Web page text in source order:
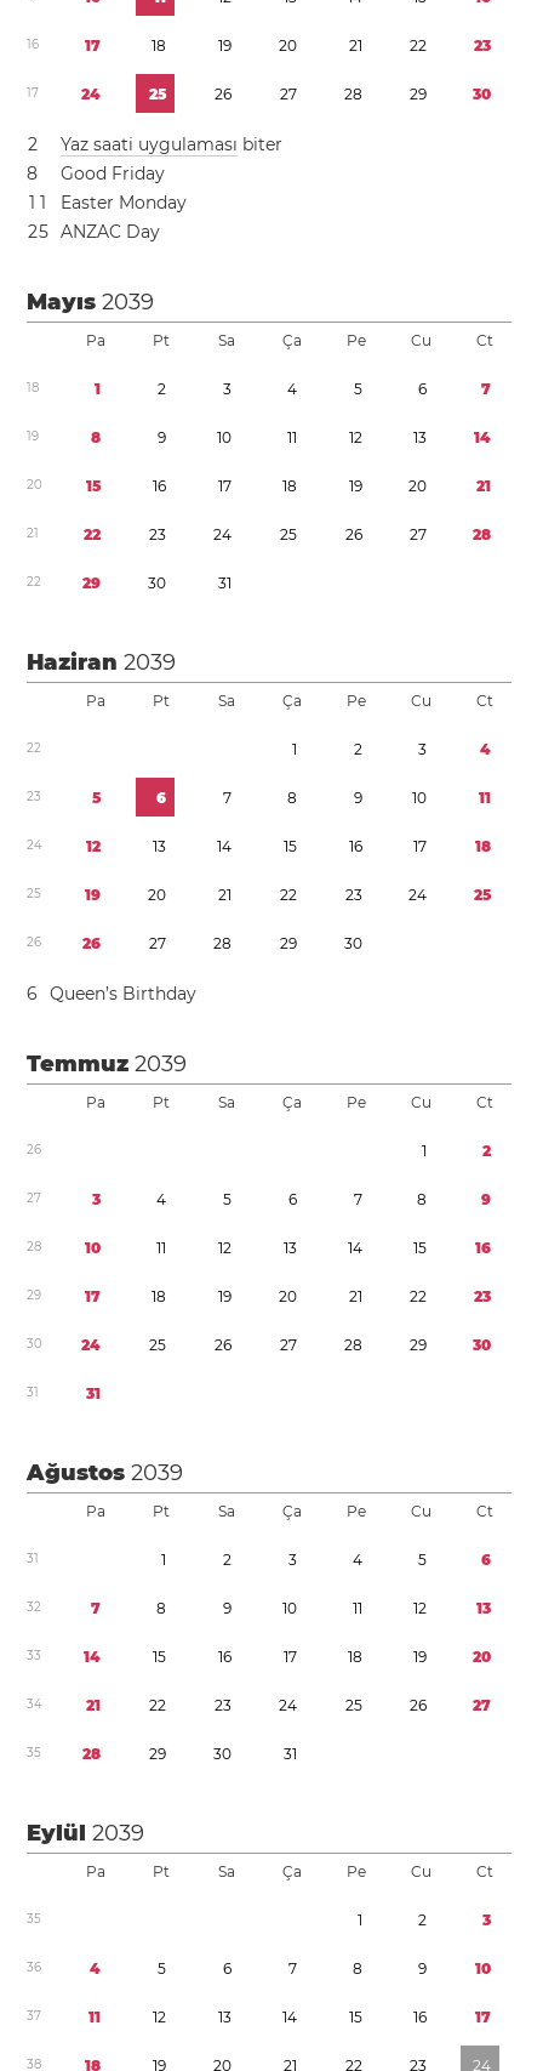
16 17 18 19 20 21 22 23
17 24 25 26 27 28 29 30
2 Yaz saati uygulaması biter
8
Good Friday
1 1
Easter Monday
25 ANZAC Day
Mayıs2039
Pa Pt Sa Ça Pe Cu Ct
18 1 2 3 4 5 6 7
19 8 9 10 11 12 13 14
20 15 16 17 18 19 20 21
21 22 23 24 25 26 27 28
22 29 30 31
Haziran2039
Pa Pt Sa Ça Pe Cu Ct
22 1 2 3 4
23 5 6 7 8 9 10 11
24 12 13 14 15 16 17 18
25 19 20 21 22 23 24 25
26 26 27 28 29 30
6 Queen’s Birthday
Temmuz2039
Pa Pt Sa Ça Pe Cu Ct
26 1 2
27 3 4 5 6 7 8 9
28 10 11 12 13 14 15 16
29 17 18 19 20 21 22 23
30 24 25 26 27 28 29 30
31 31
Ağustos2039
Pa Pt Sa Ça Pe Cu Ct
31 1 2 3 4 5 6
32 7 8 9 10 11 12 13
33 14 15 16 17 18 19 20
34 21 22 23 24 25 26 27
35 28 29 30 31
Eylül2039
Pa Pt Sa Ça Pe Cu Ct
35 1 2 3
36 4 5 6 7 8 9 10
37 11 12 13 14 15 16 17
38 18 19 20 21 22 23 24